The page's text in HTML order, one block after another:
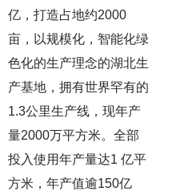
亿，打造占地约2000
亩，以规模化，智能化绿
色化的生产理念的湖北生
产基地，拥有世界罕有的
1.3公里生产线，现年产
量2000万平方米。全部
投入使用年产量达1 亿平
方米，年产值逾150亿